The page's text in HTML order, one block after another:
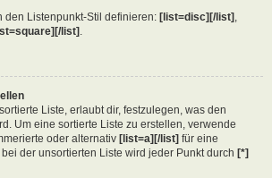
den Listenpunkt-Stil definieren: [list=disc][/list] ,
list] .
Liste, erlaubt dir, festzulegen, was den
Um eine sortierte Liste zu erstellen, verwende
oder alternativ [list=a][/list] für eine
der unsortierten Liste wird jeder Punkt durch [*]